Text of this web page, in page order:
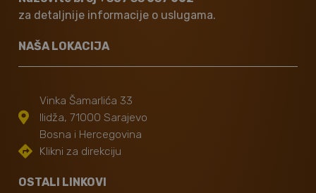
za detaljnije informacije o uslugama.
NAŠA LOKACIJA
Vinka Šamarlića 33
Ilidža, 71000 Sarajevo
Bosna i Hercegovina
Klikni za direkciju
OSTALI LINKOVI